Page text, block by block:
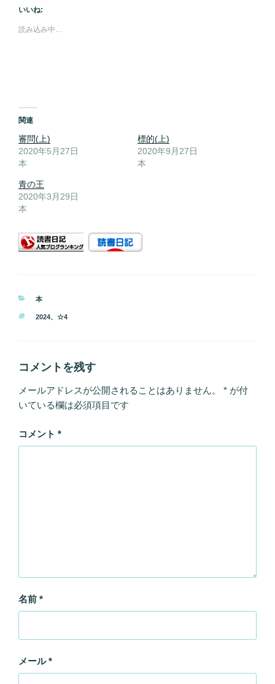
いいね:
読み込み中…
関連
審問(上)
2020年5月27日
本
標的(上)
2020年9月27日
本
青の王
2020年3月29日
本
カ
ゴ
ー
本
タ
2024、 ☆4
コメントを残す
メールアドレスが公開されることはありません。 * が付
いている欄は必須項目です
コメント *
名前 *
メール*